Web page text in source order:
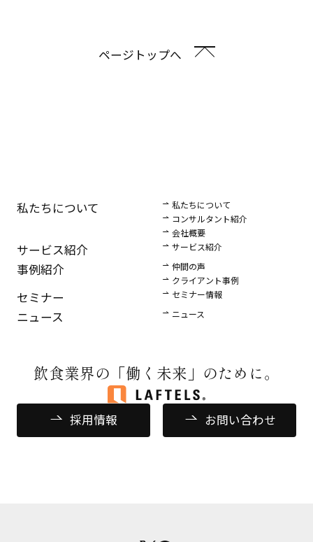
ページトップへ
飲食業界の 「働く未来」のために。
私たちについて
私たちについて
コンサルタント紹介
会社概要
サービス紹介 サービス紹介
事例紹介
仲間の声
クライアント事例
セミナー セミナー情報
ニュース ニュース
採用情報 お問い合わせ